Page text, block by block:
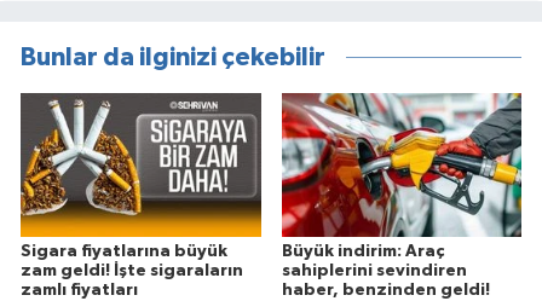
Bunlar da ilginizi çekebilir
Sigara fiyatlarına büyük
zam geldi! İşte sigaraların
zamlı fiyatları
Büyük indirim: Araç
sahiplerini sevindiren
haber, benzinden geldi!